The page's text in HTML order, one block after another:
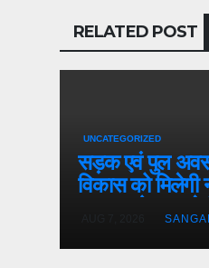
RELATED POST
UNCATEGORIZED
सड़क एवं पुल
विकास को मिलेगी
हजार करोड़
दीर्घकालिक वित्त
पथ निर्माण विभाग